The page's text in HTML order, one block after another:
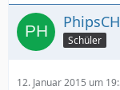
PhipsCH
Schüler
12. Januar 2015 um